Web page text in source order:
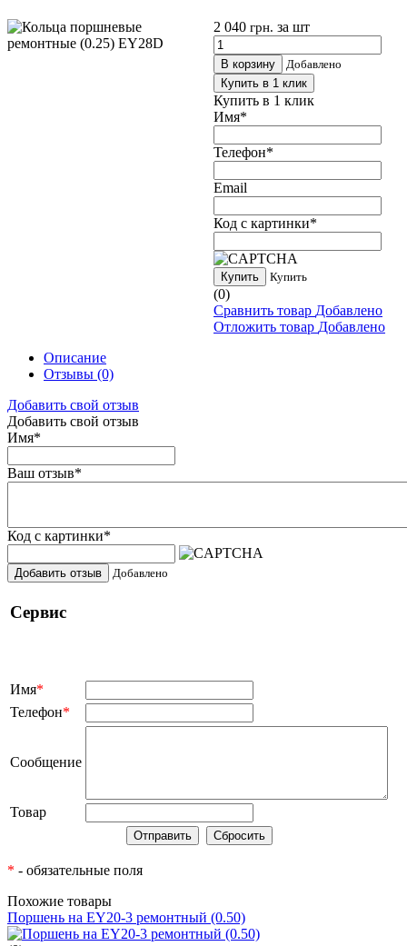
2 040 грн. за шт
В корзину
Добавлено
Купить в 1 клик
Купить в 1 клик
Имя*
Телефон*
Email
Код с картинки*
Купить Купить
(0)
Сравнить товар Добавлено
Отложить товар Добавлено
Описание
Отзывы (0)
Добавить свой отзыв
Добавить свой отзыв
Имя*
Ваш отзыв*
Код с картинки*
Добавить отзыв Добавлено
Сервис
Имя*
Телефон*
Сообщение
Товар
* - обязательные поля
Похожие товары
Поршень на EY20-3 ремонтный (0.50)